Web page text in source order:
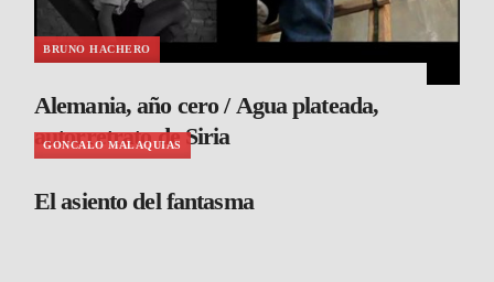
BRUNO HACHERO
Alemania, año cero / Agua plateada,
autorretrato de Siria
GONCALO MALAQUIAS
El asiento del fantasma